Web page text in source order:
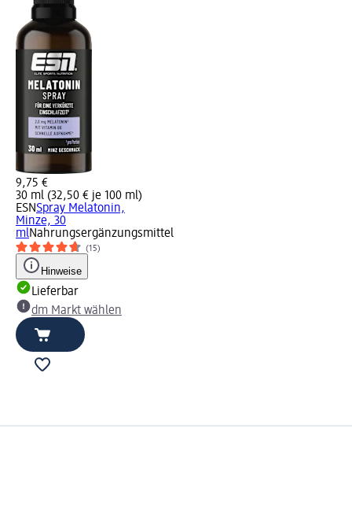
9,75 €
30 ml (32,50 € je 100 ml)
ESNSpray Melatonin,
Minze, 30
mlNahrungsergänzungsmittel
(15)
Hinweise
Lieferbar
dm Markt wählen